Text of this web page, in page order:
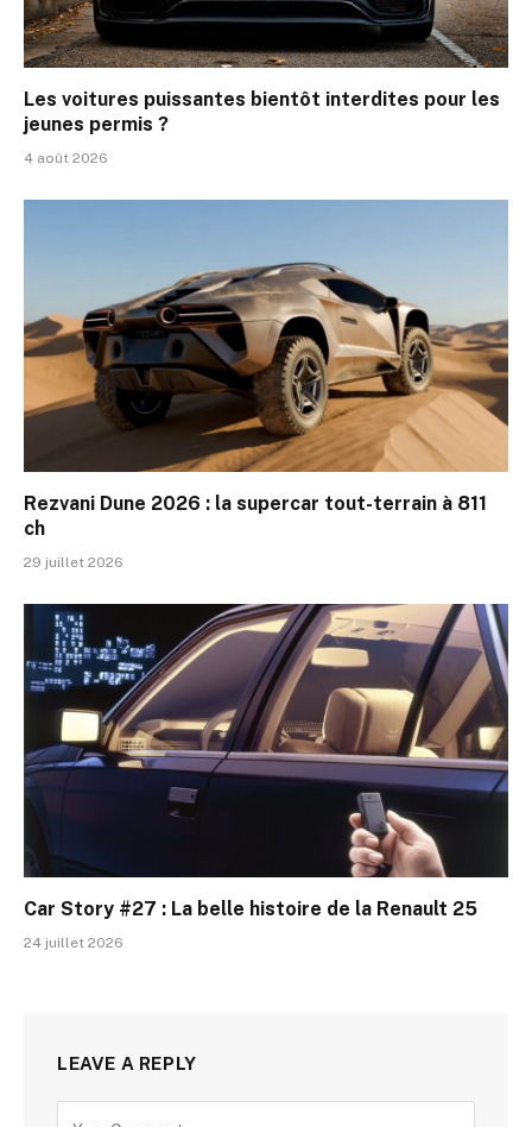
Les voitures puissantes bientôt interdites pour les
jeunes permis ?
4 août 2026
Rezvani Dune 2026 : la supercar tout-terrain à 811
ch
29 juillet 2026
Car Story #27 : La belle histoire de la Renault 25
24 juillet 2026
LEAVE A REPLY